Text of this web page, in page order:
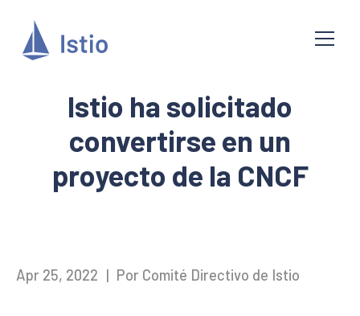
Istio ha solicitado
convertirse en un
proyecto de la CNCF
Apr 25, 2022 | Por Comité Directivo de Istio